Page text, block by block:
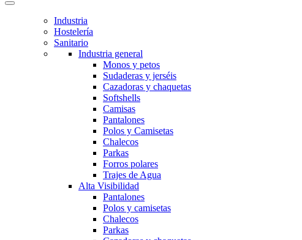
Industria
Hostelería
Sanitario
Industria general
Monos y petos
Sudaderas y jerséis
Cazadoras y chaquetas
Softshells
Camisas
Pantalones
Polos y Camisetas
Chalecos
Parkas
Forros polares
Trajes de Agua
Alta Visibilidad
Pantalones
Polos y camisetas
Chalecos
Parkas